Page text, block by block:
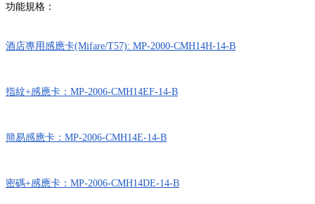
功能規格：
酒店專用感應卡(Mifare/T57): MP-2000-CMH14H-14-B
指紋+感應卡：MP-2006-CMH14EF-14-B
簡易感應卡：MP-2006-CMH14E-14-B
密碼+感應卡：MP-2006-CMH14DE-14-B